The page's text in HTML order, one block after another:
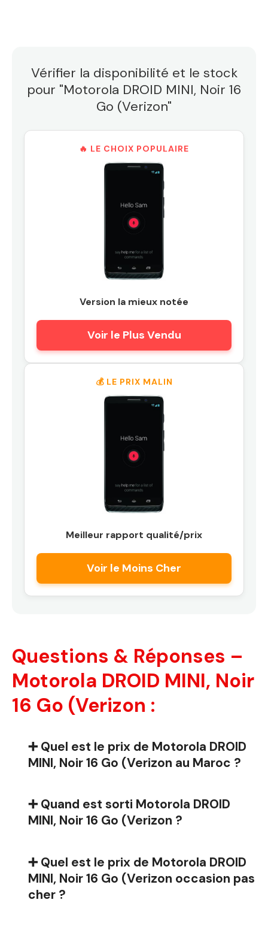
Vérifier la disponibilité et le stock
pour "Motorola DROID MINI, Noir 16
Go (Verizon"
🔥 LE CHOIX POPULAIRE
Version la mieux notée
Voir le Plus Vendu
💰 LE PRIX MALIN
Meilleur rapport qualité/prix
Voir le Moins Cher
Questions & Réponses –
Motorola DROID MINI, Noir
16 Go (Verizon :
➕ Quel est le prix de Motorola DROID
MINI, Noir 16 Go (Verizon au Maroc ?
➕ Quand est sorti Motorola DROID
MINI, Noir 16 Go (Verizon ?
➕ Quel est le prix de Motorola DROID
MINI, Noir 16 Go (Verizon occasion pas
cher ?